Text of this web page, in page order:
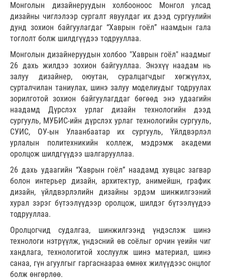
Монголын дизайнеруудын холбооноос Монгол улсад
дизайны чиглэлээр сургалт явуулдаг их дээд сургуулийн
дунд зохион байгуулагдаг “Хаврын гоёл” наамдын гала
тоглолт болж шилдгүүдээ тодрууллаа.
Монголын дизайнеруудын холбоо "Хаврын гоёл" наадмыг
26 дахь жилдээ зохион байгууллаа. Энэхүү наадам нь
залуу дизайнер, оюутан, суралцагчдыг хөгжүүлэх,
сурталчилан таниулах, шинэ залуу моделиудыг тодруулах
зорилготой зохион байгуулагддаг бөгөөд энэ удаагийн
наадамд Дүрслэх урлаг дизайн технологийн дээд
сургууль, МУБИС-ийн дүрслэх урлаг технологийн сургууль,
СУИС, ОУ-ын Улаанбаатар их сургууль, Үйлдвэрлэл
урлалын политехникийн коллеж, мэдрэмж академи
оролцож шилдгүүдээ шалгарууллаа.
26 дахь удаагийн “Хаврын гоёл” наадамд хувцас загвар
болон интерьер дизайн, архитектур, анимейшн, график
дизайн, үйлдвэрлэлийн дизайны эрдэм шинжилгээний
хурал зэрэг бүтээлүүдээр оролцож, шилдэг бүтээлүүдээ
тодрууллаа.
Оролцогчид судалгаа, шинжилгээнд үндэслэж шинэ
технологи нэтрүүлж, үндэсний өв соёлыг орчин үеийн чиг
хандлага, технологитой хослуулж шинэ материал, шинэ
санаа, гүн агуулгыг гаргаснаараа өмнөх жилүүдээс онцлог
болж өнгөрлөө.